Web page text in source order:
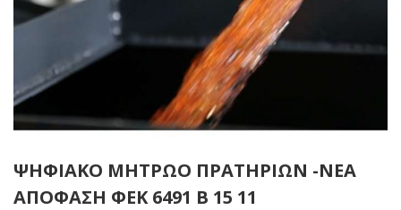
ΨΗΦΙΑΚΟ ΜΗΤΡΩΟ ΠΡΑΤΗΡΙΩΝ -ΝΕΑ
ΑΠΟΦΑΣΗ ΦΕΚ 6491 Β 15 11